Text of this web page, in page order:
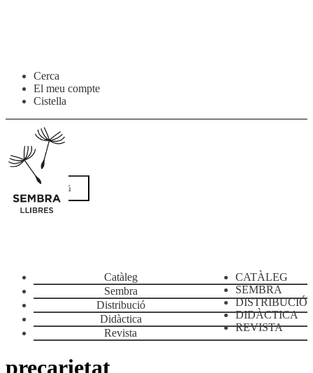
Salta
navegació
contingut
Cerca
El meu compte
Cistella
Menú
CATÀLEG
SEMBRA
DISTRIBUCIÓ
DIDÀCTICA
REVISTA
Catàleg
Sembra
Distribució
Didàctica
Revista
precarietat